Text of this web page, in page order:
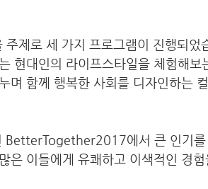
주제로 세 가지 프로그램이 진행되었
현대인의 라이프스타일을 체험해
며 함께 행복한 사회를 디자인하는
BetterTogether2017에서 큰 인기를
은 이들에게 유쾌하고 이색적인 경